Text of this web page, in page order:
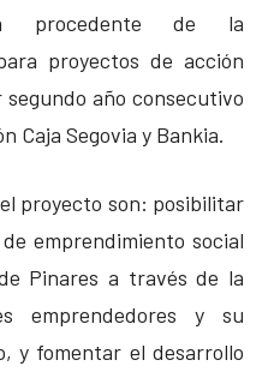
procedente de la
proyectos de acción
año consecutivo
Caja Segovia y Bankia.
proyecto son: posibilitar
emprendimiento social
Pinares a través de la
emprendedores y su
y fomentar el desarrollo